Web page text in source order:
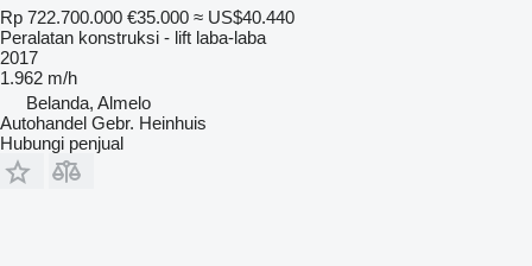
Rp 722.700.000 €35.000 ≈ US$40.440
Peralatan konstruksi - lift laba-laba
2017
1.962 m/h
Belanda, Almelo
Autohandel Gebr. Heinhuis
Hubungi penjual